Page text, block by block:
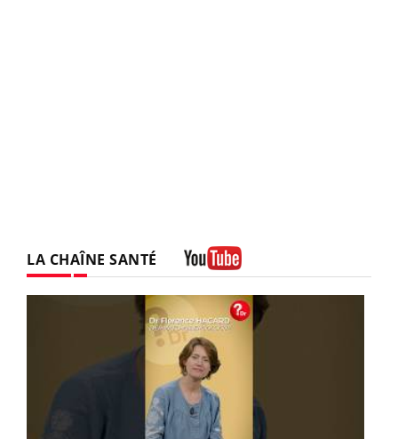
LA CHAÎNE SANTÉ